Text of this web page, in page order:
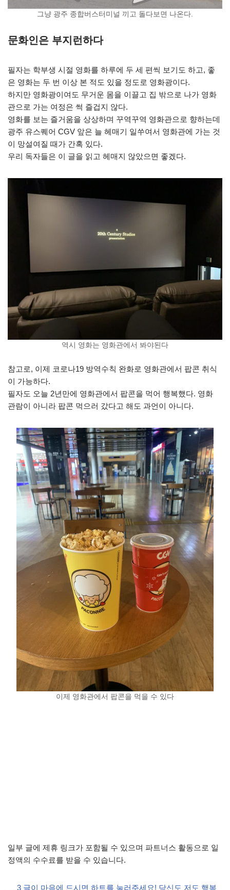
그냥 광주 종합버스터미널 끼고 돌다보면 나온다.
문화인은 부지런하다
필자는 학부생 시절 영화를 하루에 두 세 편씩 보기도 하고, 좋
은 영화는 두 번 이상 본 적도 있을 정도로 영화광이다.
하지만 영화광이여도 무거운 몸을 이끌고 집 밖으로 나가 영화
관으로 가는 여정은 썩 즐겁지 않다.
영화를 보는 즐거움을 상상하며 꾸역꾸역 영화관으로 향하는데
광주 유스퀘어 CGV 앞은 늘 헤매기 일쑤여서 영화관에 가는 것
이 망설여질 때가 간혹 있다.
우리 독자들은 이 글을 읽고 헤매지 않았으면 좋겠다.
역시 영화는 영화관에서 봐야된다
참고로, 이제 코로나19 방역수칙 완화로 영화관에서 팝콘 취식
이 가능하다.
필자도 오늘 2년만에 영화관에서 팝콘을 먹어 행복했다. 영화
관람이 아니라 팝콘 먹으러 갔다고 해도 과언이 아니다.
이제 영화관에서 팝콘을 먹을 수 있다
일부 글에 제휴 링크가 포함될 수 있으며 파트너스 활동으로 일
정액의 수수료를 받을 수 있습니다.
3 글이 마음에 드시면 하트를 눌러주세요! 당신도 저도 행복